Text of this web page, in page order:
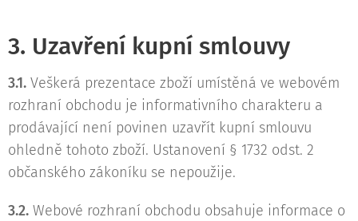
3. Uzavření kupní smlouvy
3.1. Veškerá prezentace zboží umístěná ve webovém
rozhraní obchodu je informativního charakteru a
prodávající není povinen uzavřít kupní smlouvu
ohledně tohoto zboží. Ustanovení § 1732 odst. 2
občanského zákoníku se nepoužije.
3.2. Webové rozhraní obchodu obsahuje informace o